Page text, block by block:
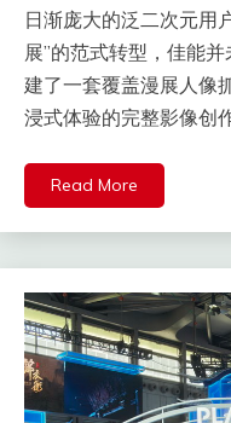
日渐庞大的泛二次元用
展”的范式转型，佳能
建了一套覆盖漫展人像
浸式体验的完整影像创
Read More